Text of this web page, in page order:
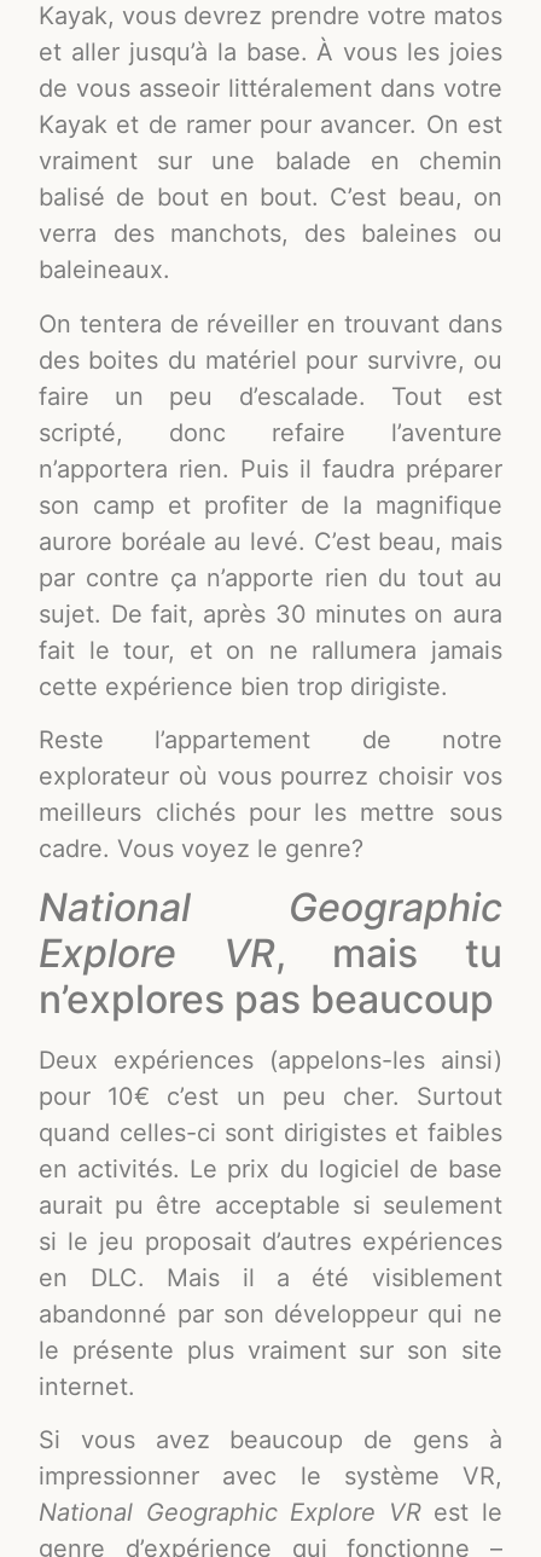
Kayak, vous devrez prendre votre matos
et aller jusqu’à la base. À vous les joies
de vous asseoir littéralement dans votre
Kayak et de ramer pour avancer. On est
vraiment sur une balade en chemin
balisé de bout en bout. C’est beau, on
verra des manchots, des baleines ou
baleineaux.
On tentera de réveiller en trouvant dans
des boites du matériel pour survivre, ou
faire un peu d’escalade. Tout est
scripté, donc refaire l’aventure
n’apportera rien. Puis il faudra préparer
son camp et profiter de la magnifique
aurore boréale au levé. C’est beau, mais
par contre ça n’apporte rien du tout au
sujet. De fait, après 30 minutes on aura
fait le tour, et on ne rallumera jamais
cette expérience bien trop dirigiste.
Reste l’appartement de notre
explorateur où vous pourrez choisir vos
meilleurs clichés pour les mettre sous
cadre. Vous voyez le genre?
National Geographic
Explore VR, mais tu
n’explores pas beaucoup
Deux expériences (appelons-les ainsi)
pour 10€ c’est un peu cher. Surtout
quand celles-ci sont dirigistes et faibles
en activités. Le prix du logiciel de base
aurait pu être acceptable si seulement
si le jeu proposait d’autres expériences
en DLC. Mais il a été visiblement
abandonné par son développeur qui ne
le présente plus vraiment sur son site
internet.
Si vous avez beaucoup de gens à
impressionner avec le système VR,
National Geographic Explore VRest le
genre d’expérience qui fonctionne –